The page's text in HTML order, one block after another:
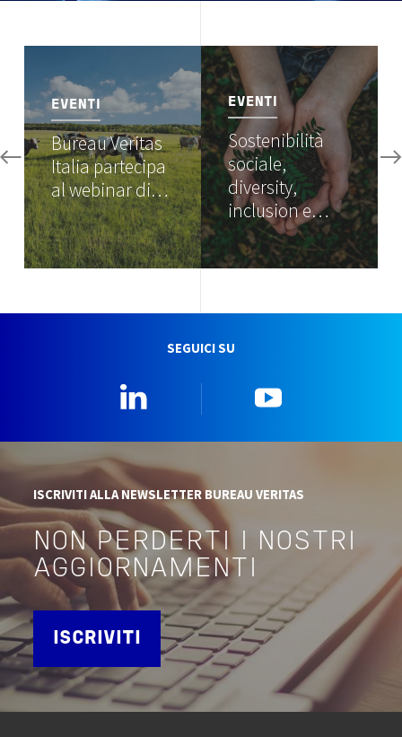
EVENTI
Bureau Veritas
Italia partecipa
al webinar di…
Image
EVENTI
Sostenibilità
sociale,
diversity,
inclusion e…
SEGUICI SU
ISCRIVITI ALLA NEWSLETTER BUREAU VERITAS
NON PERDERTI I NOSTRI
AGGIORNAMENTI
ISCRIVITI